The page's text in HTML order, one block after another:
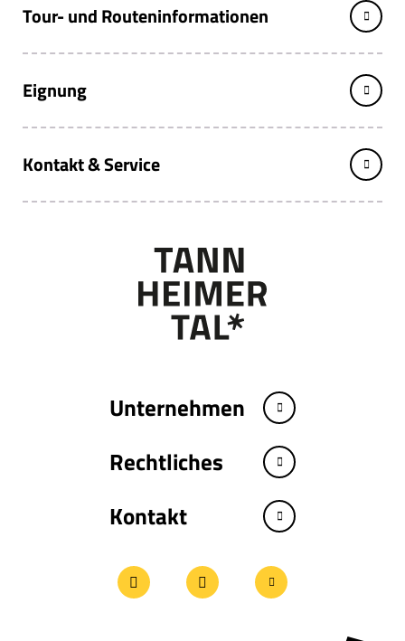
Tour- und Routeninformationen
Eignung
Kontakt & Service
Unternehmen
Rechtliches
Kontakt